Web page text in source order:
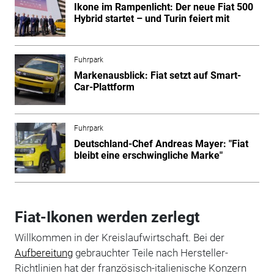
Ikone im Rampenlicht: Der neue Fiat 500
Hybrid startet – und Turin feiert mit
Fuhrpark
Markenausblick: Fiat setzt auf Smart-
Car-Plattform
Fuhrpark
Deutschland-Chef Andreas Mayer: "Fiat
bleibt eine erschwingliche Marke"
Fiat-Ikonen werden zerlegt
Willkommen in der Kreislaufwirtschaft. Bei der
Aufbereitunggebrauchter Teile nach Hersteller-
Richtlinien hat der französisch-italienische Konzern